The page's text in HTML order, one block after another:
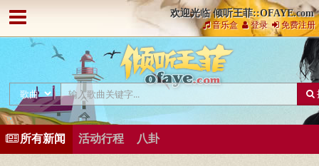
欢迎光临 倾听王菲::OFAYE.com
音乐盒 登录 免费注册
所有新闻 活动行程 八卦